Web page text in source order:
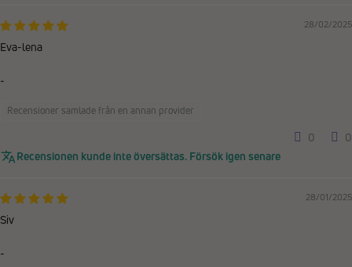
28/02/2025
Eva-lena
-
Recensioner samlade från en annan provider
0
0
Recensionen kunde inte översättas. Försök igen senare
28/01/2025
Siv
-